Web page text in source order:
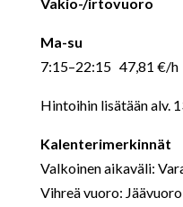
Ma-su
7:15–22:15 47,81 €/h
Hintoihin lisätään alv.
Kalenterimerkinnät
Valkoinen aikaväli:
Vihreä vuoro: